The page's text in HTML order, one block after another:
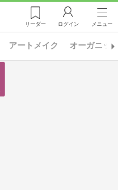
リーダー ログイン メニュー
アートメイク オーガニッ